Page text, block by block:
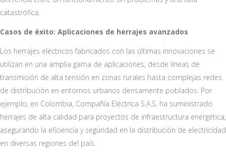
catastrófica.
Casos de éxito: Aplicaciones de herrajes avanzados
Los herrajes eléctricos fabricados con las últimas innovaciones se
utilizan en una amplia gama de aplicaciones, desde líneas de
transmisión de alta tensión en zonas rurales hasta complejas redes
de distribución en entornos urbanos densamente poblados. Por
ejemplo, en Colombia, Compañía Eléctrica S.A.S. ha suministrado
herrajes de alta calidad para proyectos de infraestructura energética,
asegurando la eficiencia y seguridad en la distribución de electricidad
en diversas regiones del país.